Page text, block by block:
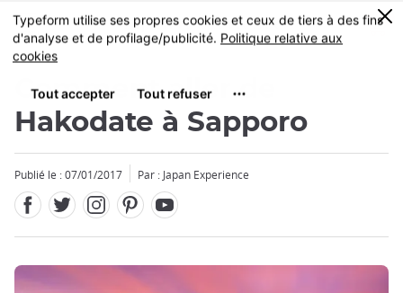
Skip
to
main
MENU
0
Comment aller de
Hakodate à Sapporo
Publié le : 07/01/2017 Par : Japan Experience
Fermer